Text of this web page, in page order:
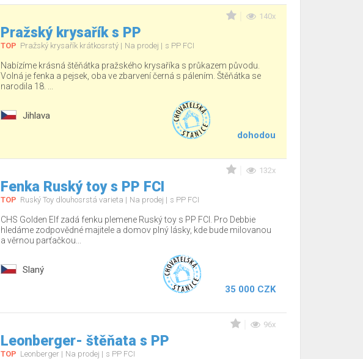
140x
Pražský krysařík s PP
TOP Pražský krysařík krátkosrstý Na prodej s PP FCI
Nabízíme krásná štěňátka pražského krysaříka s průkazem původu.
Volná je fenka a pejsek, oba ve zbarvení černá s pálením. Štěňátka se
narodila 18. ...
Jihlava
dohodou
132x
Fenka Ruský toy s PP FCI
TOP Ruský Toy dlouhosrstá varieta Na prodej s PP FCI
CHS Golden Elf zadá fenku plemene Ruský toy s PP FCI. Pro Debbie
hledáme zodpovědné majitele a domov plný lásky, kde bude milovanou
a věrnou parťačkou...
Slaný
35 000 CZK
96x
Leonberger- štěňata s PP
TOP Leonberger Na prodej s PP FCI